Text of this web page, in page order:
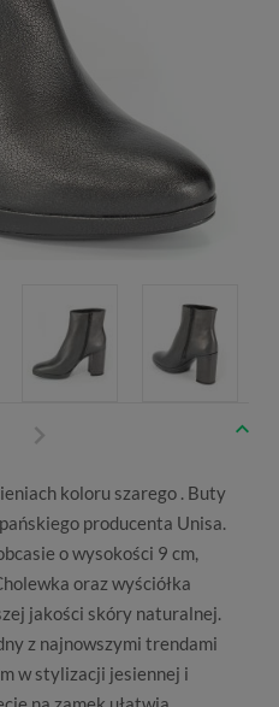
koloru szarego . Buty
producenta Unisa.
o wysokości 9 cm,
oraz wyściółka
jakości skóry naturalnej.
z najnowszymi trendami
w stylizacji jesiennej i